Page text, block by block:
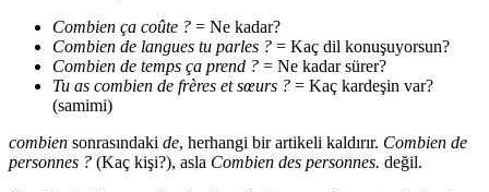
Combien ça coûte ? = Ne kadar?
Combien de langues tu parles ? = Kaç dil konuşuyorsun?
Combien de temps ça prend ? = Ne kadar sürer?
Tu as combien de frères et sœurs ? = Kaç kardeşin var?
(samimi)
combien sonrasındaki de, herhangi bir artikeli kaldırır. Combien de
personnes ? (Kaç kişi?), asla Combien des personnes. değil.